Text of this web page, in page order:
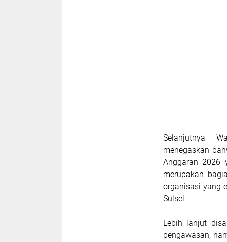
Selanjutnya
menegaskan
Anggaran 2026
merupakan
organisasi yang
Sulsel.
Lebih lanjut
pengawasan,